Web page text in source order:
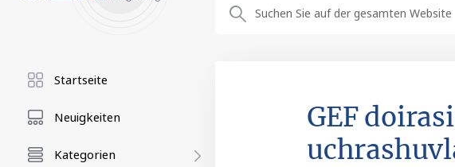
Startseite
Neuigkeiten
Kategorien
GEF